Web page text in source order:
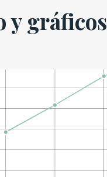
y gráficos